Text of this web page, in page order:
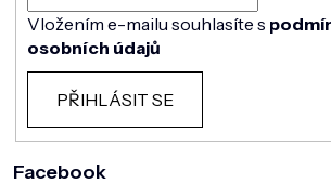
Vložením e-mailu souhlasíte s
osobních údajů
PŘIHLÁSIT SE
Facebook